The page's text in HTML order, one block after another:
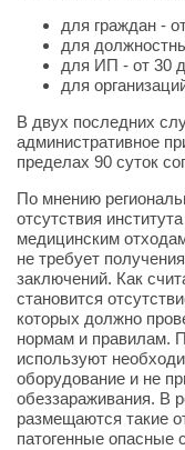
для граждан -
для
для ИП - от 30
для
В двух последних
административное
пределах 90 суток
По мнению
отсутствия
медицинским
не требует
заключений. Как
становится
которых должно
нормам и правилам.
используют
оборудование и не
обеззараживания. В
размещаются такие
патогенные опасные